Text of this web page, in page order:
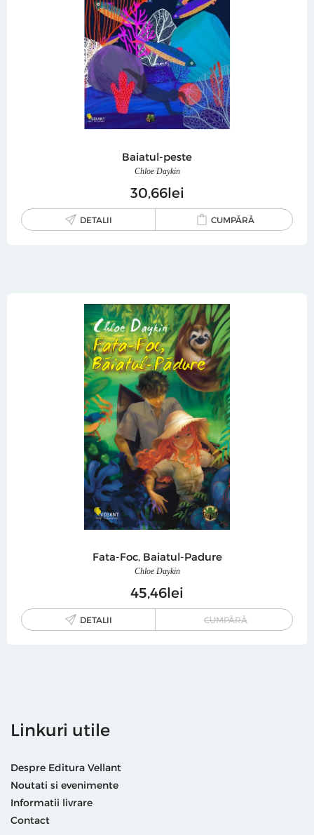
Baiatul-peste
Chloe Daykin
3066lei
DETALII CUMPĂRĂ
Fata-Foc, Baiatul-Padure
Chloe Daykin
45 46lei
DETALII CUMPĂRĂ
Linkuri utile
Despre Editura Vellant
Noutati si evenimente
Informatii livrare
Contact